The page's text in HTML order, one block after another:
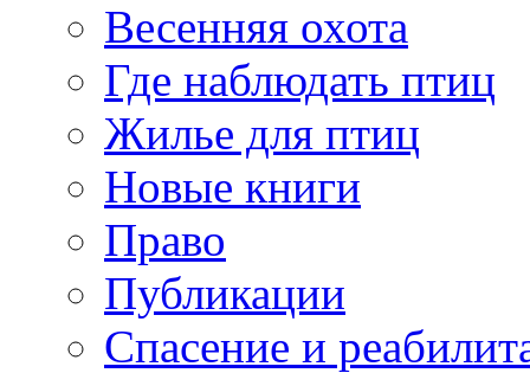
Весенняя охота
Где наблюдать птиц
Жилье для птиц
Новые книги
Право
Публикации
Спасение и